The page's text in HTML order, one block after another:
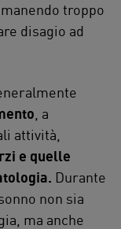
troppo
disagio ad
, a
attività,
e quelle
Durante
non sia
ma anche